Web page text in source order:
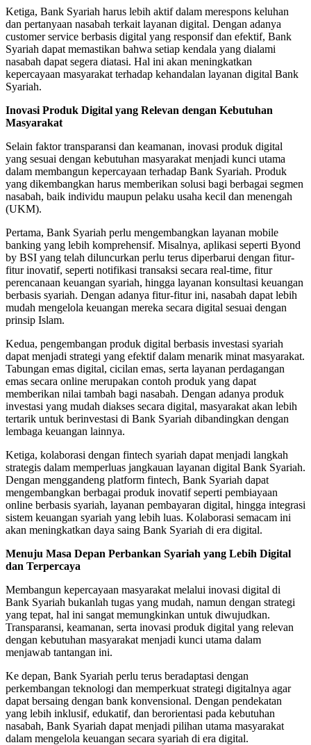
Ketiga, Bank Syariah harus lebih aktif dalam merespons keluhan
dan pertanyaan nasabah terkait layanan digital. Dengan adanya
customer service berbasis digital yang responsif dan efektif, Bank
Syariah dapat memastikan bahwa setiap kendala yang dialami
nasabah dapat segera diatasi. Hal ini akan meningkatkan
kepercayaan masyarakat terhadap kehandalan layanan digital Bank
Syariah.
Inovasi Produk Digital yang Relevan dengan Kebutuhan
Masyarakat
Selain faktor transparansi dan keamanan, inovasi produk digital
yang sesuai dengan kebutuhan masyarakat menjadi kunci utama
dalam membangun kepercayaan terhadap Bank Syariah. Produk
yang dikembangkan harus memberikan solusi bagi berbagai segmen
nasabah, baik individu maupun pelaku usaha kecil dan menengah
(UKM).
Pertama, Bank Syariah perlu mengembangkan layanan mobile
banking yang lebih komprehensif. Misalnya, aplikasi seperti Byond
by BSI yang telah diluncurkan perlu terus diperbarui dengan fitur-
fitur inovatif, seperti notifikasi transaksi secara real-time, fitur
perencanaan keuangan syariah, hingga layanan konsultasi keuangan
berbasis syariah. Dengan adanya fitur-fitur ini, nasabah dapat lebih
mudah mengelola keuangan mereka secara digital sesuai dengan
prinsip Islam.
Kedua, pengembangan produk digital berbasis investasi syariah
dapat menjadi strategi yang efektif dalam menarik minat masyarakat.
Tabungan emas digital, cicilan emas, serta layanan perdagangan
emas secara online merupakan contoh produk yang dapat
memberikan nilai tambah bagi nasabah. Dengan adanya produk
investasi yang mudah diakses secara digital, masyarakat akan lebih
tertarik untuk berinvestasi di Bank Syariah dibandingkan dengan
lembaga keuangan lainnya.
Ketiga, kolaborasi dengan fintech syariah dapat menjadi langkah
strategis dalam memperluas jangkauan layanan digital Bank Syariah.
Dengan menggandeng platform fintech, Bank Syariah dapat
mengembangkan berbagai produk inovatif seperti pembiayaan
online berbasis syariah, layanan pembayaran digital, hingga integrasi
sistem keuangan syariah yang lebih luas. Kolaborasi semacam ini
akan meningkatkan daya saing Bank Syariah di era digital.
Menuju Masa Depan Perbankan Syariah yang Lebih Digital
dan Terpercaya
Membangun kepercayaan masyarakat melalui inovasi digital di
Bank Syariah bukanlah tugas yang mudah, namun dengan strategi
yang tepat, hal ini sangat memungkinkan untuk diwujudkan.
Transparansi, keamanan, serta inovasi produk digital yang relevan
dengan kebutuhan masyarakat menjadi kunci utama dalam
menjawab tantangan ini.
Ke depan, Bank Syariah perlu terus beradaptasi dengan
perkembangan teknologi dan memperkuat strategi digitalnya agar
dapat bersaing dengan bank konvensional. Dengan pendekatan
yang lebih inklusif, edukatif, dan berorientasi pada kebutuhan
nasabah, Bank Syariah dapat menjadi pilihan utama masyarakat
dalam mengelola keuangan secara syariah di era digital.